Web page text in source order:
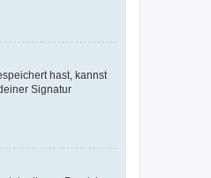
hast, kannst
Signatur